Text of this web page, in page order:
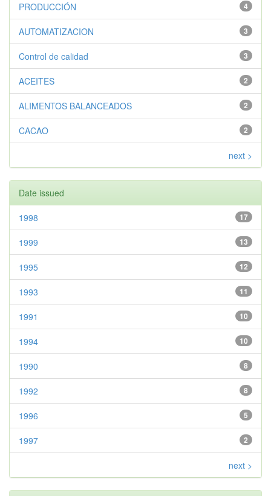
4
PRODUCCIÓN
3
AUTOMATIZACION
3
Control de calidad
2
ACEITES
2
ALIMENTOS BALANCEADOS
2
CACAO
next >
Date issued
17
1998
13
1999
12
1995
11
1993
10
1991
10
1994
8
1990
8
1992
5
1996
2
1997
next >